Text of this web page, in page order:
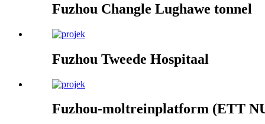
Fuzhou Changle Lughawe tonnel
Fuzhou Tweede Hospitaal
Fuzhou-moltreinplatform (ETT